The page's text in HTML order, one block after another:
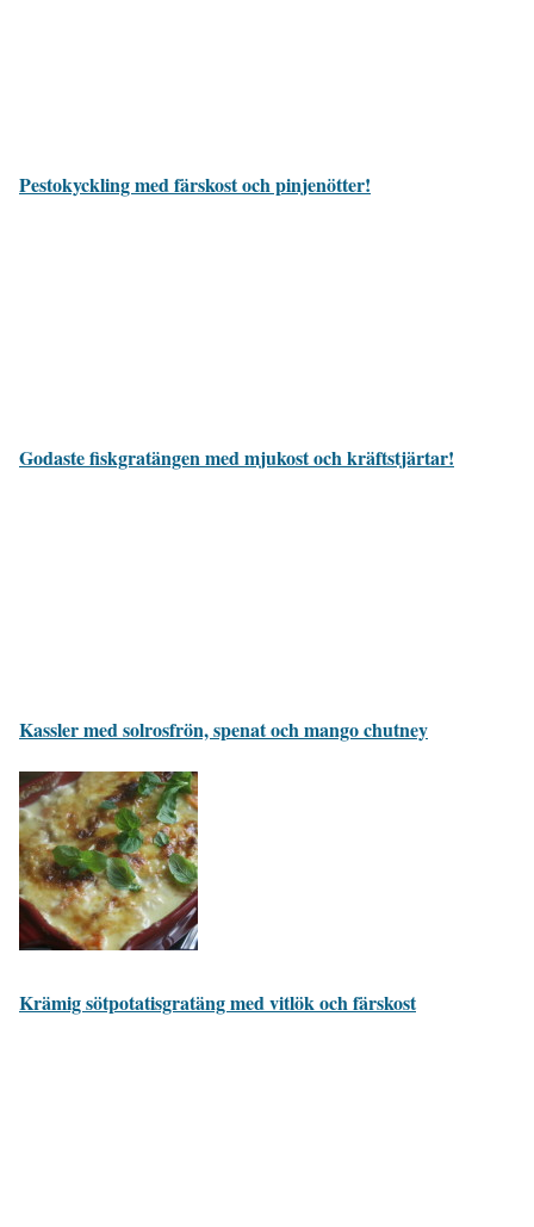
Pestokyckling med färskost och pinjenötter!
Godaste fiskgratängen med mjukost och kräftstjärtar!
Kassler med solrosfrön, spenat och mango chutney
Krämig sötpotatisgratäng med vitlök och färskost